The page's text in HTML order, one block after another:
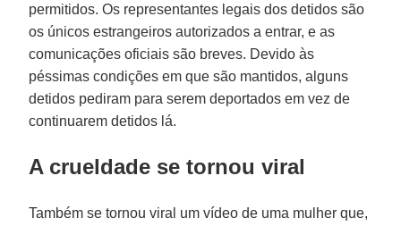
permitidos. Os representantes legais dos detidos são
os únicos estrangeiros autorizados a entrar, e as
comunicações oficiais são breves. Devido às
péssimas condições em que são mantidos, alguns
detidos pediram para serem deportados em vez de
continuarem detidos lá.
A crueldade se tornou viral
Também se tornou viral um vídeo de uma mulher que,